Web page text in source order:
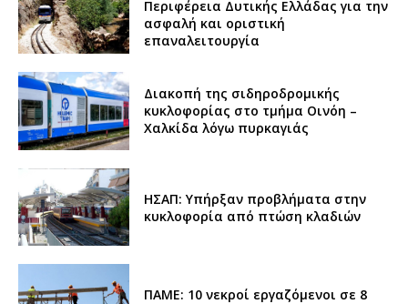
Περιφέρεια Δυτικής Ελλάδας για την
ασφαλή και οριστική
επαναλειτουργία
Διακοπή της σιδηροδρομικής
κυκλοφορίας στο τμήμα Οινόη –
Χαλκίδα λόγω πυρκαγιάς
ΗΣΑΠ: Υπήρξαν προβλήματα στην
κυκλοφορία από πτώση κλαδιών
ΠΑΜΕ: 10 νεκροί εργαζόμενοι σε 8